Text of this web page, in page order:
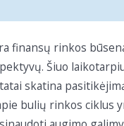
finansų rinkos
Šiuo
skatina
bulių rinkos ciklus